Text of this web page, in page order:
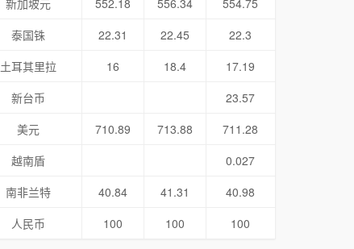
新加坡元
552.18 556.34
554.75
泰国铢
22.31 22.45
22.3
土耳其里拉
16 18.4
17.19
新台币
23.57
美元
710.89 713.88
711.28
越南盾
0.027
南非兰特
40.84 41.31
40.98
人民币
100 100 100